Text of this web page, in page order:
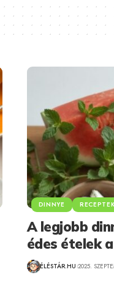
DINNYE RECEPTEK
A legjobb
édes ételek
ÉLÉSTÁR.HU 2025.